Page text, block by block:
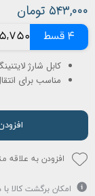
۵۴۳,۰۰۰ تومان
4 قسط 135,750
کابل شارژ
مناسب برای
افزودن به علاقه
امکان برگشت کالا با